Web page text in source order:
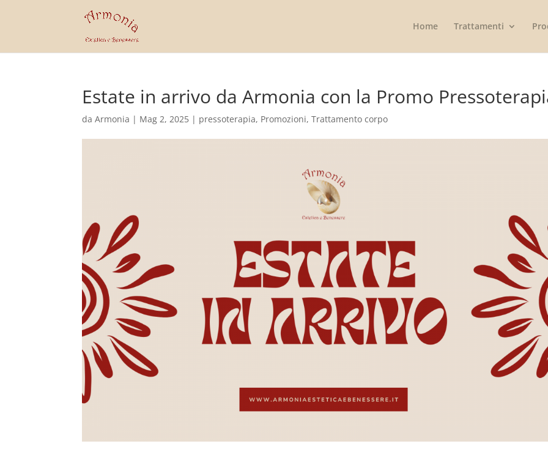
Home Trattamenti
Estate in arrivo da Armonia con la Promo
daArmonia | Mag 2, 2025 | pressoterapia, Promozioni,Trattamento corpo